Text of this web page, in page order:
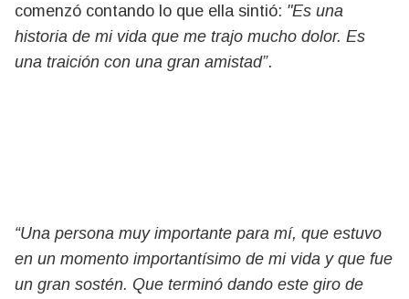
comenzó contando lo que ella sintió: "Es una
historia de mi vida que me trajo mucho dolor. Es
una traición con una gran amistad”.
“Una persona muy importante para mí, que estuvo
en un momento importantísimo de mi vida y que fue
un gran sostén. Que terminó dando este giro de